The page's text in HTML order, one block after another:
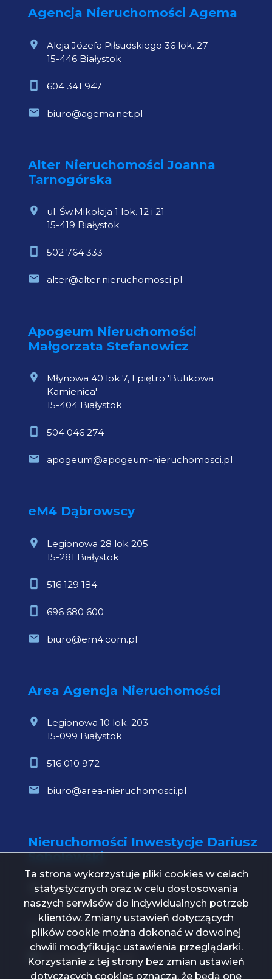
Agencja Nieruchomości Agema
Aleja Józefa Piłsudskiego 36 lok. 27
15-446 Białystok
604 341 947
biuro@agema.net.pl
Alter Nieruchomości Joanna
Tarnogórska
ul. Św.Mikołaja 1 lok. 12 i 21
15-419 Białystok
502 764 333
alter@alter.nieruchomosci.pl
Apogeum Nieruchomości
Małgorzata Stefanowicz
Młynowa 40 lok.7, I piętro 'Butikowa
Kamienica'
15-404 Białystok
504 046 274
apogeum@apogeum-nieruchomosci.pl
eM4 Dąbrowscy
Legionowa 28 lok 205
15-281 Białystok
516 129 184
696 680 600
biuro@em4.com.pl
Area Agencja Nieruchomości
Legionowa 10 lok. 203
15-099 Białystok
516 010 972
biuro@area-nieruchomosci.pl
Nieruchomości Inwestycje Dariusz
Sobolewski
Św. Mikołaja 1 lok. 21
15-419 Białystok
739 000 112
biuro@ni24.com.pl
Ta strona wykorzystuje pliki cookies w celach
statystycznych oraz w celu dostosowania
naszych serwisów do indywidualnych potrzeb
klientów. Zmiany ustawień dotyczących
plików cookie można dokonać w dowolnej
chwili modyfikując ustawienia przeglądarki.
Korzystanie z tej strony bez zmian ustawień
dotyczących cookies oznacza, że będą one